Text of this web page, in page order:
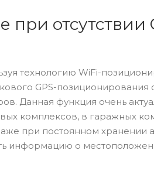
отсутствии
технологию WiFi-
GPS-
Данная функция очень
комплексов, в гаражных
при постоянном хранении
информацию о